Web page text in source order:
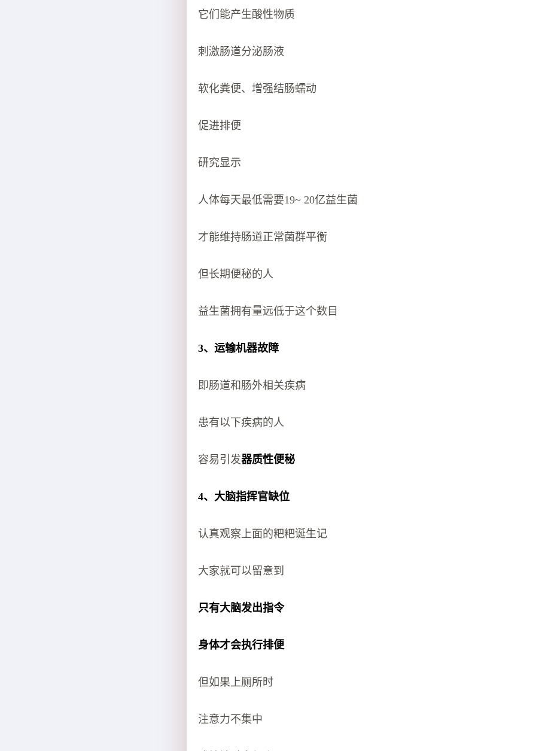
它们能产生酸性物质
刺激肠道分泌肠液
软化粪便、增强结肠蠕动
促进排便
研究显示
人体每天最低需要19~ 20亿益生菌
才能维持肠道正常菌群平衡
但长期便秘的人
益生菌拥有量远低于这个数目
3、运输机器故障
即肠道和肠外相关疾病
患有以下疾病的人
容易引发器质性便秘
4、大脑指挥官缺位
认真观察上面的粑粑诞生记
大家就可以留意到
只有大脑发出指令
身体才会执行排便
但如果上厕所时
注意力不集中